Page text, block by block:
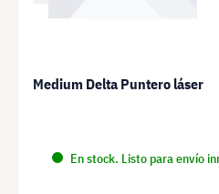
Medium Delta Puntero láser
En stock. Listo para envío